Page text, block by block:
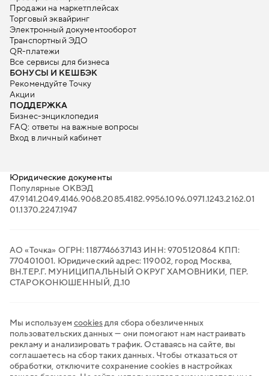
Продажи на маркетплейсах
Торговый эквайринг
Электронный документооборот
Транспортный ЭДО
QR-платежи
Все сервисы для бизнеса
БОНУСЫ И КЕШБЭК
Рекомендуйте Точку
Акции
ПОДДЕРЖКА
Бизнес-энциклопедия
FAQ: ответы на важные вопросы
Вход в личный кабинет
Юридические документы
Популярные ОКВЭД
47.9141.2049.4146.9068.2085.4182.9956.1096.0971.1243.2162.01
01.1370.2247.1947
АО «Точка» ОГРН: 1187746637143 ИНН: 9705120864 КПП:
770401001. Юридический адрес: 119002, город Москва,
ВН.ТЕР.Г. МУНИЦИПАЛЬНЫЙ ОКРУГ ХАМОВНИКИ, ПЕР.
СТАРОКОНЮШЕННЫЙ, Д.10
Мы используем cookiesдля сбора обезличенных
пользовательских данных — они помогают нам настраивать
рекламу и анализировать трафик. Оставаясь на сайте, вы
соглашаетесь на сбор таких данных. Чтобы отказаться от
обработки, отключите сохранение cookies в настройках